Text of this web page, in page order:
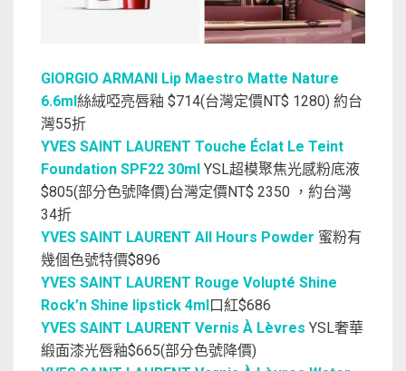
GIORGIO ARMANI Lip Maestro Matte Nature
6.6ml 絲絨啞亮唇釉 $714(台灣定價NT$ 1280) 約台
灣55折
YVES SAINT LAURENT Touche Éclat Le Teint
Foundation SPF22 30ml YSL超模聚焦光感粉底液
$805(部分色號降價)台灣定價NT$ 2350 ，約台灣
34折
YVES SAINT LAURENT All Hours Powder 蜜粉有
幾個色號特價$896
YVES SAINT LAURENT Rouge Volupté Shine
Rock’n Shine lipstick 4ml 口紅$686
YVES SAINT LAURENT Vernis À Lèvres YSL奢華
緞面漆光唇釉$665(部分色號降價)